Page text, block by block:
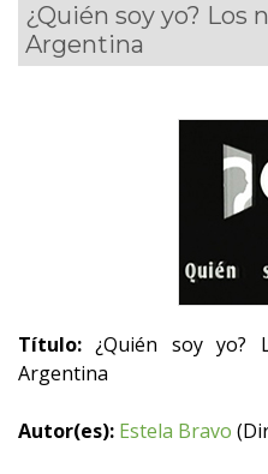
¿Quién soy yo? Los
Argentina
Título: ¿Quién soy yo?
Argentina
Autor(es): Estela Bravo